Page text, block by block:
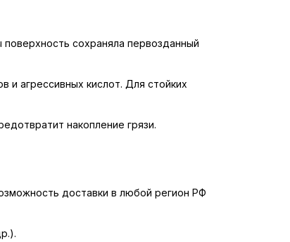
сохраняла первозданный
агрессивных кислот. Для стойких
накопление грязи.
доставки в любой регион РФ